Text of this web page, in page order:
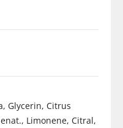
Glycerin, Citrus
Limonene, Citral,